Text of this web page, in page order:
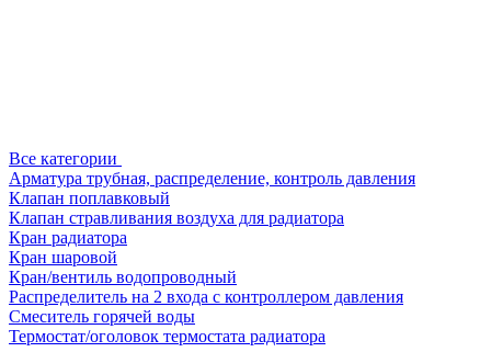
Все категории
Арматура трубная, распределение, контроль давления
Клапан поплавковый
Клапан стравливания воздуха для радиатора
Кран радиатора
Кран шаровой
Кран/вентиль водопроводный
Распределитель на 2 входа с контроллером давления
Смеситель горячей воды
Термостат/оголовок термостата радиатора